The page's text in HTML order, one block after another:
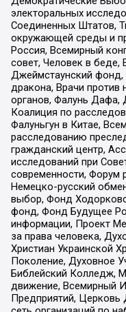
электоральных
Соединенных Штатов,
окружающей среды и
Россия, Всемирный
совет, Человек в
Джеймстаунский
дракона, Врачи против
органов, Фалунь Дафа,
Коалиция по
Фалуньгун в Китае,
расследованию
гражданский центр,
исследований при
современности, Форум
Немецко-русский
выбор, Фонд
фонд, Фонд Будущее
информации, Проект
за права человека,
Христиан Украинской
Поколение, Духовное
Библейский Колледж,
движение, Всемирный
Предприятий, Церковь